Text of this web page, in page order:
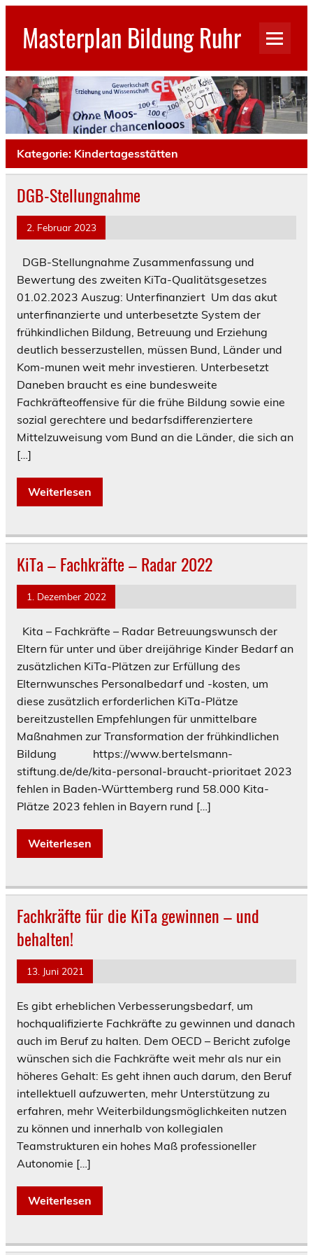
Skip
contentMasterplan Bildung Ruhr
Kategorie: Kindertagesstätten
DGB-Stellungnahme
2. Februar 2023
DGB-Stellungnahme Zusammenfassung und
Bewertung des zweiten KiTa-Qualitätsgesetzes
01.02.2023 Auszug: Unterfinanziert Um das akut
unterfinanzierte und unterbesetzte System der
frühkindlichen Bildung, Betreuung und Erziehung
deutlich besserzustellen, müssen Bund, Länder und
Kom-munen weit mehr investieren. Unterbesetzt
Daneben braucht es eine bundesweite
Fachkräfteoffensive für die frühe Bildung sowie eine
sozial gerechtere und bedarfsdifferenziertere
Mittelzuweisung vom Bund an die Länder, die sich an
[…]
Weiterlesen
KiTa – Fachkräfte – Radar 2022
1. Dezember 2022
Kita – Fachkräfte – Radar Betreuungswunsch der
Eltern für unter und über dreijährige Kinder Bedarf an
zusätzlichen KiTa-Plätzen zur Erfüllung des
Elternwunsches Personalbedarf und -kosten, um
diese zusätzlich erforderlichen KiTa-Plätze
bereitzustellen Empfehlungen für unmittelbare
Maßnahmen zur Transformation der frühkindlichen
Bildung https://www.bertelsmann-
stiftung.de/de/kita-personal-braucht-prioritaet 2023
fehlen in Baden-Württemberg rund 58.000 Kita-
Plätze 2023 fehlen in Bayern rund […]
Weiterlesen
Fachkräfte für die KiTa gewinnen – und
behalten!
13. Juni 2021
Es gibt erheblichen Verbesserungsbedarf, um
hochqualifizierte Fachkräfte zu gewinnen und danach
auch im Beruf zu halten. Dem OECD – Bericht zufolge
wünschen sich die Fachkräfte weit mehr als nur ein
höheres Gehalt: Es geht ihnen auch darum, den Beruf
intellektuell aufzuwerten, mehr Unterstützung zu
erfahren, mehr Weiterbildungsmöglichkeiten nutzen
zu können und innerhalb von kollegialen
Teamstrukturen ein hohes Maß professioneller
Autonomie […]
Weiterlesen